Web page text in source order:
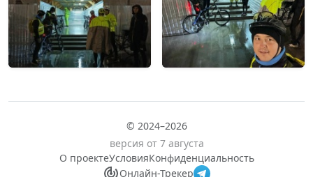
© 2024–2026
версия от 7 августа
О проектеУсловияКонфиденциальность
Онлайн-Трекер